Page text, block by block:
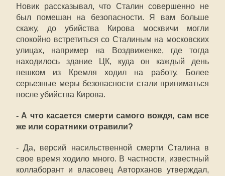
Новик рассказывал, что Сталин совершенно не
был помешан на безопасности. Я вам больше
скажу, до убийства Кирова москвичи могли
спокойно встретиться со Сталиным на московских
улицах, например на Воздвиженке, где тогда
находилось здание ЦК, куда он каждый день
пешком из Кремля ходил на работу. Более
серьезные меры безопасности стали приниматься
после убийства Кирова.
- А что касается смерти самого вождя, сам все
же или соратники отравили?
- Да, версий насильственной смерти Сталина в
свое время ходило много. В частности, известный
коллаборант и власовец Авторханов утверждал,